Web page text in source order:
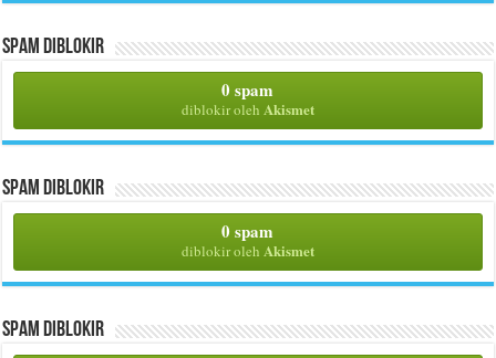
Spam Diblokir
0 spam
diblokir oleh Akismet
Spam Diblokir
0 spam
diblokir oleh Akismet
Spam Diblokir